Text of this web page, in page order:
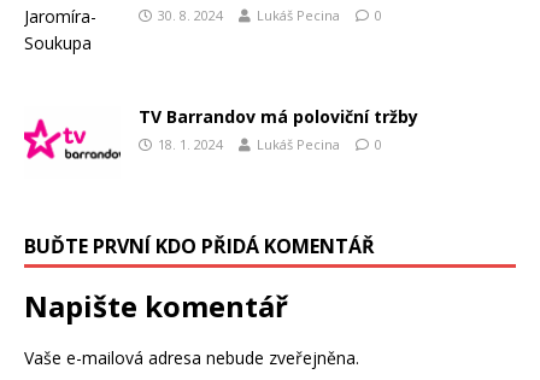
30. 8. 2024 Lukáš Pecina 0
TV Barrandov má poloviční tržby
18. 1. 2024 Lukáš Pecina 0
BUĎTE PRVNÍ KDO PŘIDÁ KOMENTÁŘ
Napište komentář
Vaše e-mailová adresa nebude zveřejněna.